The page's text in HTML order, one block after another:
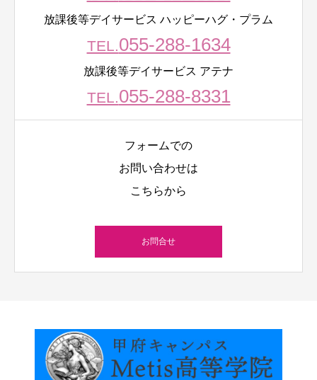
放課後等デイサービス ハッピーハグ・プラム
TEL.055-288-1634
放課後等デイサービス アテナ
TEL.055-288-8331
フォームでの
お問い合わせは
こちらから
お問合せ